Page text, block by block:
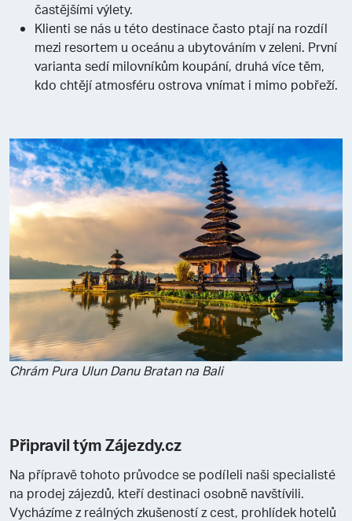
častějšími výlety.
Klienti se nás u této destinace často ptají na rozdíl
mezi resortem u oceánu a ubytováním v zeleni. První
varianta sedí milovníkům koupání, druhá více těm,
kdo chtějí atmosféru ostrova vnímat i mimo pobřeží.
Chrám Pura Ulun Danu Bratan na Bali
Připravil tým Zájezdy.cz
Na přípravě tohoto průvodce se podíleli naši specialisté
na prodej zájezdů, kteří destinaci osobně navštívili.
Vycházíme z reálných zkušeností z cest, prohlídek hotelů